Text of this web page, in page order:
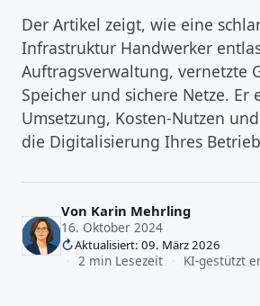
Der Artikel zeigt, wie eine
Infrastruktur Handwerker
Auftragsverwaltung, vernetzte
Speicher und sichere Netze. Er
Umsetzung, Kosten-Nutzen
die Digitalisierung Ihres
Von Karin Mehrling
16. Oktober 2024
Aktualisiert: 09. März 2026
2 min Lesezeit KI-gestützt